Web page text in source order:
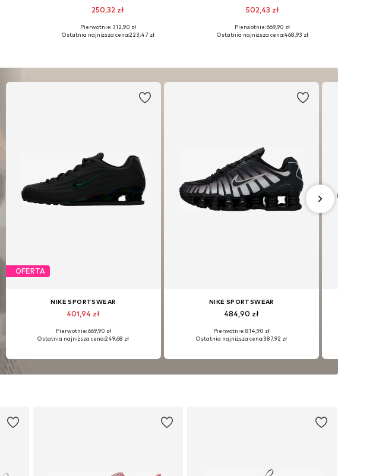
250,32 zł
+2
Dostępne w różnych rozmiarach
Pierwotnie: 312,90 zł
Ostatnia najniższa cena:223,47 zł
502,43 zł
+3
Dostępne w różnych rozmiarach
Pierwotnie: 669,90 zł
Ostatnia najniższa cena:468,93 zł
OFERTA
NIKE SPORTSWEAR
401,94 zł
Pierwotnie: 669,90 zł
Ostatnia najniższa cena:249,68 zł
NIKE SPORTSWEAR
484,90 zł
Pierwotnie: 814,90 zł
Ostatnia najniższa cena:387,92 zł